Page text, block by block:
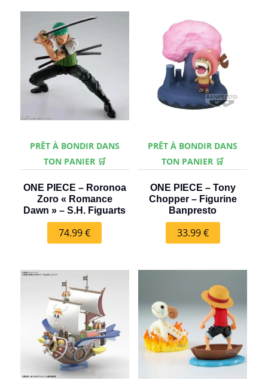
PRÊT À BONDIR DANS
TON PANIER 🛒
ONE PIECE – Roronoa
Zoro « Romance
Dawn » – S.H. Figuarts
74.99€
PRÊT À BONDIR DANS
TON PANIER 🛒
ONE PIECE – Tony
Chopper – Figurine
Banpresto
33.99€